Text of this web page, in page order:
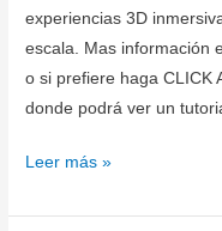
experiencias 3D
escala. Mas información
o si prefiere haga CLICK
donde podrá ver un
Descargar
instalar
Leer más »